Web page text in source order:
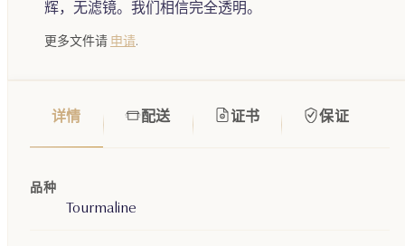
辉，无滤镜。我们相信完全透明。
更多文件请 申请.
详情 配送 证书 保证
品种
Tourmaline